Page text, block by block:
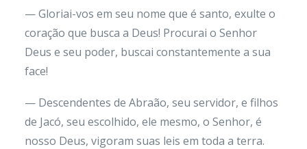
— Gloriai-vos em seu nome que é santo, exulte o
coração que busca a Deus! Procurai o Senhor
Deus e seu poder, buscai constantemente a sua
face!
— Descendentes de Abraão, seu servidor, e filhos
de Jacó, seu escolhido, ele mesmo, o Senhor, é
nosso Deus, vigoram suas leis em toda a terra.